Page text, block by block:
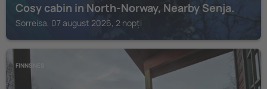
Cosy cabin in North-Norway, Nearby Senja.
Sorreisa, 07 august 2026, 2 nopți
FINNSNES